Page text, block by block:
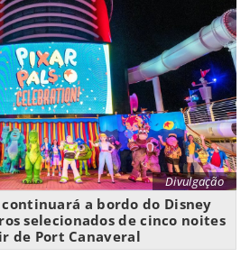
Divulgação
continuará a bordo do Disney
selecionados de cinco noites
de Port Canaveral